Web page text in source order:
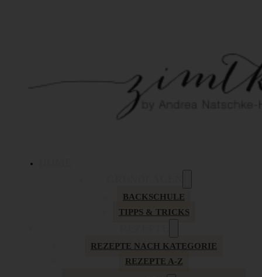
BACKSCHULE
TIPPS & TRICKS
REZEPTE NACH KATEGORIE
REZEPTE A-Z